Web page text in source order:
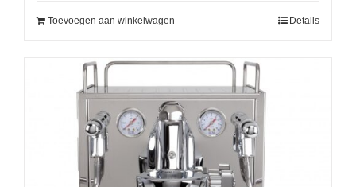
Toevoegen aan winkelwagen Details